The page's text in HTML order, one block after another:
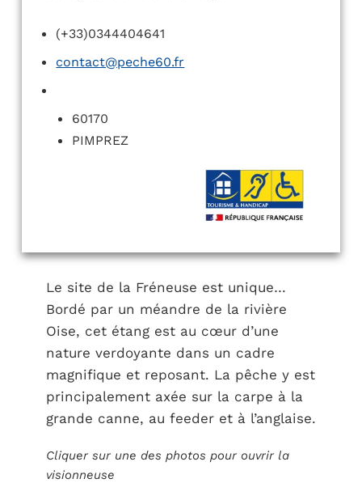
(+33)0344404641
contact@peche60.fr
60170
PIMPREZ
Le site de la Fréneuse est unique…
Bordé par un méandre de la rivière
Oise, cet étang est au cœur d’une
nature verdoyante dans un cadre
magnifique et reposant. La pêche y est
principalement axée sur la carpe à la
grande canne, au feeder et à l’anglaise.
Cliquer sur une des photos pour ouvrir la
visionneuse